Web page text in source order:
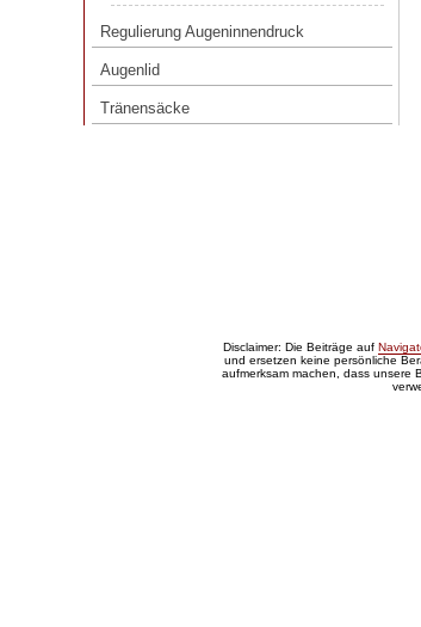
Regulierung Augeninnendruck
Augenlid
Tränensäcke
Tränensäcke
Disclaimer: Die Beiträge auf
und ersetzen keine persönliche
aufmerksam machen, dass unsere